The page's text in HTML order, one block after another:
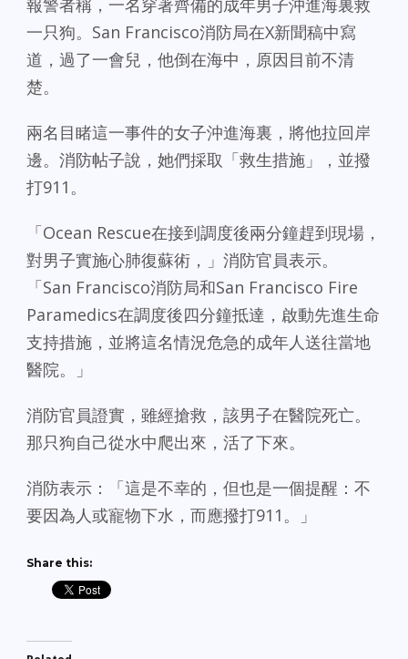
報警者稱，一名穿著齊備的成年男子沖進海裏救
一只狗。San Francisco消防局在X新聞稿中寫
道，過了一會兒，他倒在海中，原因目前不清
楚。
兩名目睹這一事件的女子沖進海裏，將他拉回岸
邊。消防帖子說，她們採取「救生措施」，並撥
打911。
「Ocean Rescue在接到調度後兩分鐘趕到現場，
對男子實施心肺復蘇術，」消防官員表示。
「San Francisco消防局和San Francisco Fire
Paramedics在調度後四分鐘抵達，啟動先進生命
支持措施，並將這名情況危急的成年人送往當地
醫院。」
消防官員證實，雖經搶救，該男子在醫院死亡。
那只狗自己從水中爬出來，活了下來。
消防表示：「這是不幸的，但也是一個提醒：不
要因為人或寵物下水，而應撥打911。」
Share this: